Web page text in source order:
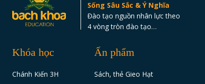
Ấn phẩm
Sách, thẻ Gieo Hạt
Khóa học
Chánh Kiến 3H
Sống Sâu Sắc & Ý Nghĩa
Đào tạo nguồn nhân lực theo
4 vòng tròn đào tạo…